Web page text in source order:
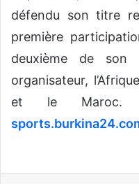
défendu son titre
première
deuxième de son
organisateur,
et le Maroc.